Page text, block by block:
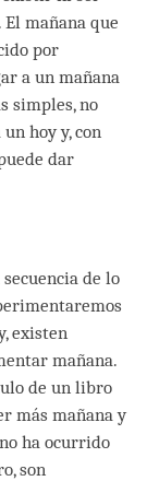
mañana que
por
a un mañana
simples, no
hoy y, con
dar
de lo
existen
mañana.
de un libro
más mañana y
ha ocurrido
son